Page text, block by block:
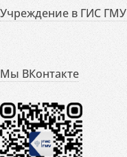
Учреждение в ГИС ГМУ
Мы ВКонтакте